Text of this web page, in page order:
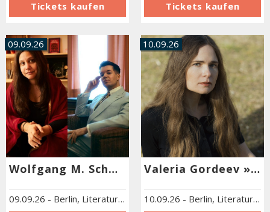
09.09.26
Wolfgang M. Schmitt im Gespräch mit Mithu Sanyal über »Sturmhöhe« von Emily Brontë
09.09.26 - Berlin, Literaturforum im Brecht-Haus
10.09.26
Valeria Gordeev »Die Zikade entschlüpft ihrer goldglänzenden Hülle«
10.09.26 - Berlin, Literaturforum im Brecht-Haus